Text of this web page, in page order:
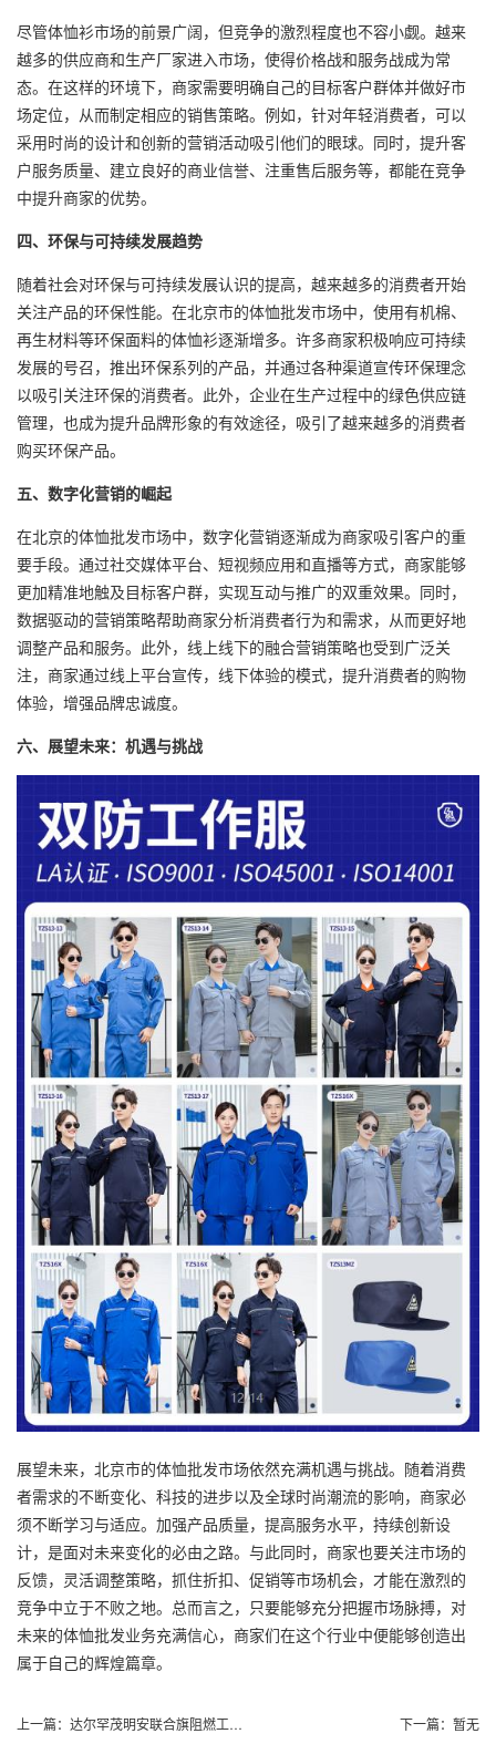
尽管体恤衫市场的前景广阔，但竞争的激烈程度也不容小觑。越来
越多的供应商和生产厂家进入市场，使得价格战和服务战成为常
态。在这样的环境下，商家需要明确自己的目标客户群体并做好市
场定位，从而制定相应的销售策略。例如，针对年轻消费者，可以
采用时尚的设计和创新的营销活动吸引他们的眼球。同时，提升客
户服务质量、建立良好的商业信誉、注重售后服务等，都能在竞争
中提升商家的优势。
四、环保与可持续发展趋势
随着社会对环保与可持续发展认识的提高，越来越多的消费者开始
关注产品的环保性能。在北京市的体恤批发市场中，使用有机棉、
再生材料等环保面料的体恤衫逐渐增多。许多商家积极响应可持续
发展的号召，推出环保系列的产品，并通过各种渠道宣传环保理念
以吸引关注环保的消费者。此外，企业在生产过程中的绿色供应链
管理，也成为提升品牌形象的有效途径，吸引了越来越多的消费者
购买环保产品。
五、数字化营销的崛起
在北京的体恤批发市场中，数字化营销逐渐成为商家吸引客户的重
要手段。通过社交媒体平台、短视频应用和直播等方式，商家能够
更加精准地触及目标客户群，实现互动与推广的双重效果。同时，
数据驱动的营销策略帮助商家分析消费者行为和需求，从而更好地
调整产品和服务。此外，线上线下的融合营销策略也受到广泛关
注，商家通过线上平台宣传，线下体验的模式，提升消费者的购物
体验，增强品牌忠诚度。
六、展望未来：机遇与挑战
展望未来，北京市的体恤批发市场依然充满机遇与挑战。随着消费
者需求的不断变化、科技的进步以及全球时尚潮流的影响，商家必
须不断学习与适应。加强产品质量，提高服务水平，持续创新设
计，是面对未来变化的必由之路。与此同时，商家也要关注市场的
反馈，灵活调整策略，抓住折扣、促销等市场机会，才能在激烈的
竞争中立于不败之地。总而言之，只要能够充分把握市场脉搏，对
未来的体恤批发业务充满信心，商家们在这个行业中便能够创造出
属于自己的辉煌篇章。
上一篇： 达尔罕茂明安联合旗阻燃工作服 下一篇： 暂无